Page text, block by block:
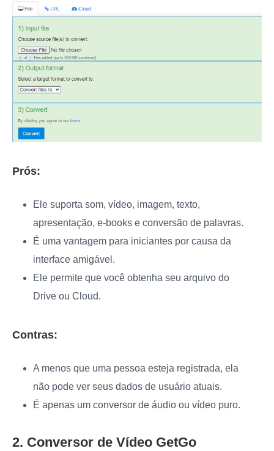
Prós:
Ele suporta som, vídeo, imagem, texto,
apresentação, e-books e conversão de palavras.
É uma vantagem para iniciantes por causa da
interface amigável.
Ele permite que você obtenha seu arquivo do
Drive ou Cloud.
Contras:
A menos que uma pessoa esteja registrada, ela
não pode ver seus dados de usuário atuais.
É apenas um conversor de áudio ou vídeo puro.
2. Conversor de Vídeo GetGo